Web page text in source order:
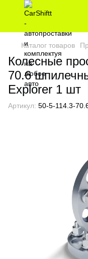
Каталог товаров
Колесные
70.6
Explorer 1 шт
Артикул: 50-5-114.3-